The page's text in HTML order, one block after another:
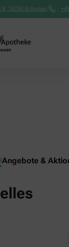
8, 18258 Schwaan
Angebote &